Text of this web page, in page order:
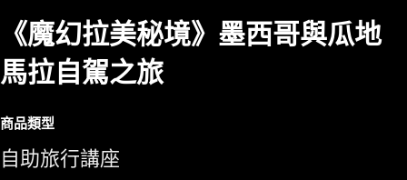
《魔幻拉美秘境》墨西哥與瓜地
馬拉自駕之旅
商品類型
自助旅行講座